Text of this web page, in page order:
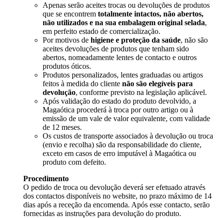
Apenas serão aceites trocas ou devoluções de produtos
que se encontrem totalmente intactos, não abertos,
não utilizados e na sua embalagem original selada,
em perfeito estado de comercialização.
Por motivos de higiene e proteção da saúde, não são
aceites devoluções de produtos que tenham sido
abertos, nomeadamente lentes de contacto e outros
produtos óticos.
Produtos personalizados, lentes graduadas ou artigos
feitos à medida do cliente não são elegíveis para
devolução, conforme previsto na legislação aplicável.
Após validação do estado do produto devolvido, a
Magaótica procederá à troca por outro artigo ou à
emissão de um vale de valor equivalente, com validade
de 12 meses.
Os custos de transporte associados à devolução ou troca
(envio e recolha) são da responsabilidade do cliente,
exceto em casos de erro imputável à Magaótica ou
produto com defeito.
Procedimento
O pedido de troca ou devolução deverá ser efetuado através
dos contactos disponíveis no website, no prazo máximo de 14
dias após a receção da encomenda. Após esse contacto, serão
fornecidas as instruções para devolução do produto.